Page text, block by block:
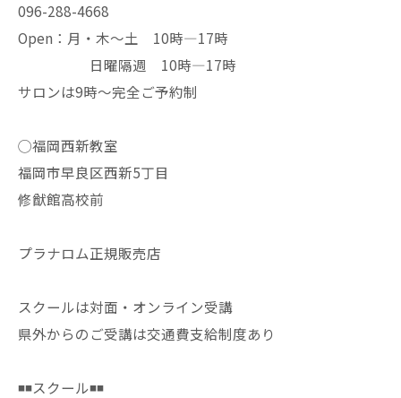
096-288-4668
Open：月・木〜土 10時—17時
日曜隔週 10時—17時
サロンは9時〜完全ご予約制
◯福岡西新教室
福岡市早良区西新5丁目
修猷館高校前
プラナロム正規販売店
スクールは対面・オンライン受講
県外からのご受講は交通費支給制度あり
◾️◾️スクール◾️◾️